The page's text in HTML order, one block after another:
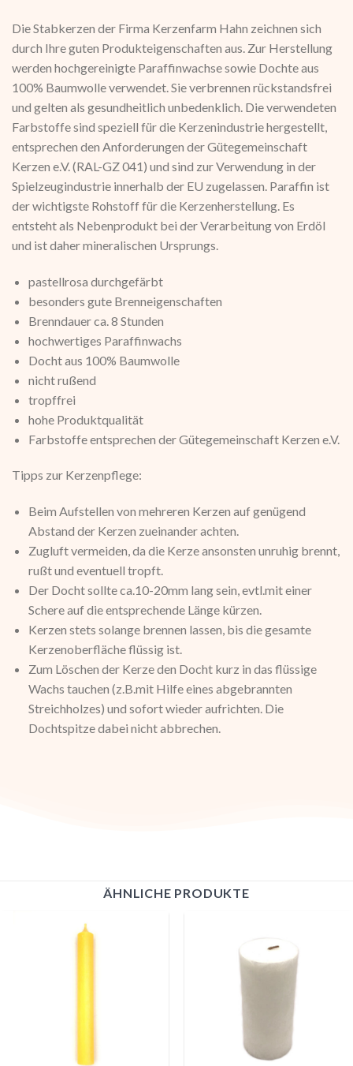
Die Stabkerzen der Firma Kerzenfarm Hahn zeichnen sich
durch Ihre guten Produkteigenschaften aus. Zur Herstellung
werden hochgereinigte Paraffinwachse sowie Dochte aus
100% Baumwolle verwendet. Sie verbrennen rückstandsfrei
und gelten als gesundheitlich unbedenklich. Die verwendeten
Farbstoffe sind speziell für die Kerzenindustrie hergestellt,
entsprechen den Anforderungen der Gütegemeinschaft
Kerzen e.V. (RAL-GZ 041) und sind zur Verwendung in der
Spielzeugindustrie innerhalb der EU zugelassen. Paraffin ist
der wichtigste Rohstoff für die Kerzenherstellung. Es
entsteht als Nebenprodukt bei der Verarbeitung von Erdöl
und ist daher mineralischen Ursprungs.
pastellrosa durchgefärbt
besonders gute Brenneigenschaften
Brenndauer ca. 8 Stunden
hochwertiges Paraffinwachs
Docht aus 100% Baumwolle
nicht rußend
tropffrei
hohe Produktqualität
Farbstoffe entsprechen der Gütegemeinschaft Kerzen e.V.
Tipps zur Kerzenpflege:
Beim Aufstellen von mehreren Kerzen auf genügend
Abstand der Kerzen zueinander achten.
Zugluft vermeiden, da die Kerze ansonsten unruhig brennt,
rußt und eventuell tropft.
Der Docht sollte ca.10-20mm lang sein, evtl.mit einer
Schere auf die entsprechende Länge kürzen.
Kerzen stets solange brennen lassen, bis die gesamte
Kerzenoberfläche flüssig ist.
Zum Löschen der Kerze den Docht kurz in das flüssige
Wachs tauchen (z.B.mit Hilfe eines abgebrannten
Streichholzes) und sofort wieder aufrichten. Die
Dochtspitze dabei nicht abbrechen.
ÄHNLICHE PRODUKTE